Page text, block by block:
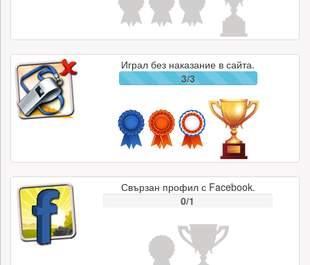
Играл без наказание в сайта.
3/3
Свързан профил с Facebook.
0/1